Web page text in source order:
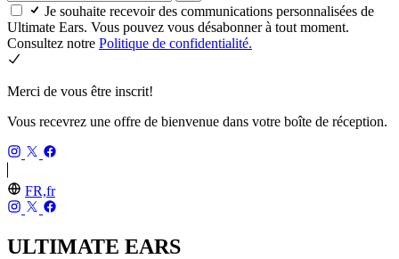
Je souhaite recevoir des communications personnalisées de
Ultimate Ears. Vous pouvez vous désabonner à tout moment.
Consultez notre Politique de confidentialité.
Merci de vous être inscrit!
Vous recevrez une offre de bienvenue dans votre boîte de réception.
FR,fr
ULTIMATE EARS